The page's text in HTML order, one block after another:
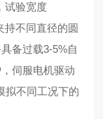
试验宽度
持不同直径的圆
备过载3-5%自
伺服电机驱动
拟不同工况下的